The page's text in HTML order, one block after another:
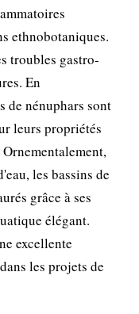
ethnobotaniques.
troubles gastro-
En
de nénuphars sont
leurs propriétés
les bassins de
grâce à ses
élégant.
excellente
les projets de